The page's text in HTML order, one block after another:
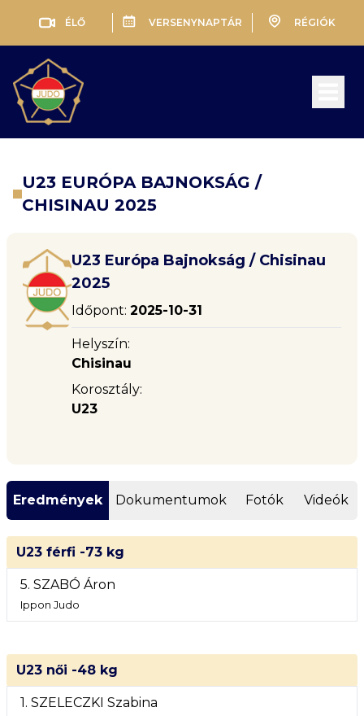
ÉLŐ VERSENYNAPTÁR RÉGIÓK
U23 EURÓPA BAJNOKSÁG /
CHISINAU 2025
U23 Európa Bajnokság / Chisinau
2025
Időpont: 2025-10-31
Helyszín:
Chisinau
Korosztály:
U23
Eredmények Dokumentumok Fotók Videók
U23 férfi -73 kg
5. SZABÓ Áron
Ippon Judo
U23 női -48 kg
1. SZELECZKI Szabina